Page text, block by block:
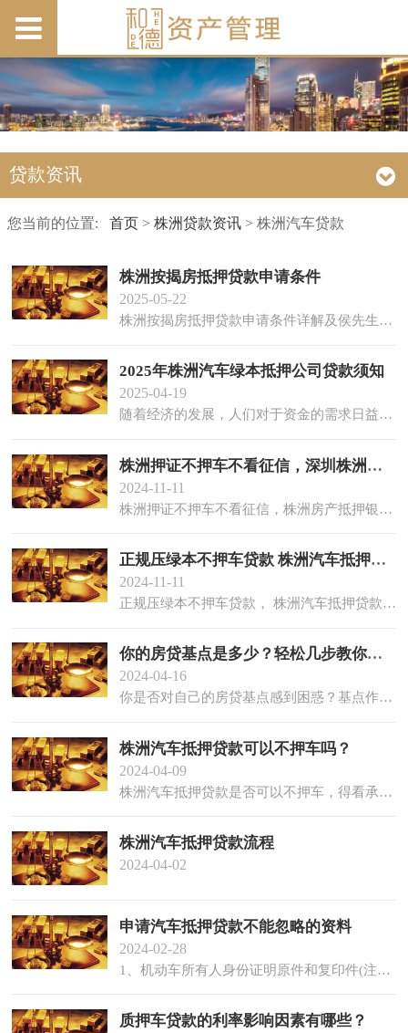
贷款资讯
您当前的位置: 首页> 株洲贷款资讯> 株洲汽车贷款
株洲按揭房抵押贷款申请条件
2025-05-22
株洲按揭房抵押贷款申请条件详解及侯先生案例分享 在株洲这座充满活力的城市里,无论是初创企...
2025年株洲汽车绿本抵押公司贷款须知
2025-04-19
随着经济的发展，人们对于资金的需求日益多样化，汽车绿本抵押贷款作为一种快速获取资金的方式，...
株洲押证不押车不看征信，深圳株洲抵押银行
2024-11-11
株洲押证不押车不看征信，株洲房产抵押银行，株洲汽车抵押贷款是现代社会一种常见的借贷方...
正规压绿本不押车贷款 株洲汽车抵押贷款利率
2024-11-11
正规压绿本不押车贷款， 株洲汽车抵押贷款利率，在现代社会，汽车不仅仅是一种交通工具，...
你的房贷基点是多少？轻松几步教你自查！
2024-04-16
你是否对自己的房贷基点感到困惑？基点作为贷款利率的一个重要指标，对于房贷的成本有着直接影响...
株洲汽车抵押贷款可以不押车吗？
2024-04-09
株洲汽车抵押贷款是否可以不押车，得看承贷银行/贷款机构的规定。 原因： 不同的银行/贷款机构...
株洲汽车抵押贷款流程
2024-04-02
申请汽车抵押贷款不能忽略的资料
2024-02-28
1、机动车所有人身份证明原件和复印件(注：单位车辆为组织代码证原件和复印件;若借款人为暂住人口...
质押车贷款的利率影响因素有哪些？